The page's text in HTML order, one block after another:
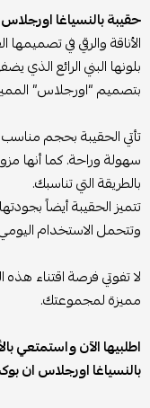
حقيبة بالنسياغا
الأناقة والرقي في
بلونها البني الرائع
بتصميم “اورجلاس”
تأتي الحقيبة بحجم
سهولة وراحة. كما أنها
بالطريقة التي تناسبك.
تتميز الحقيبة أيضاً
وتتحمل الاستخدام
لا تفوتي فرصة اقتناء هذه
مميزة لمجموعتك.
اطلبيها الآن واستمتعي
بالنسياغا اورجلاس ان